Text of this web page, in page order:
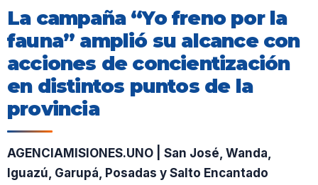
La campaña “Yo freno por la
fauna” amplió su alcance con
acciones de concientización
en distintos puntos de la
provincia
AGENCIAMISIONES.UNO | San José, Wanda,
Iguazú, Garupá, Posadas y Salto Encantado